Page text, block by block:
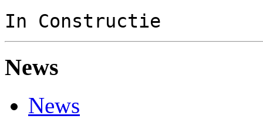
In Constructie
News
News